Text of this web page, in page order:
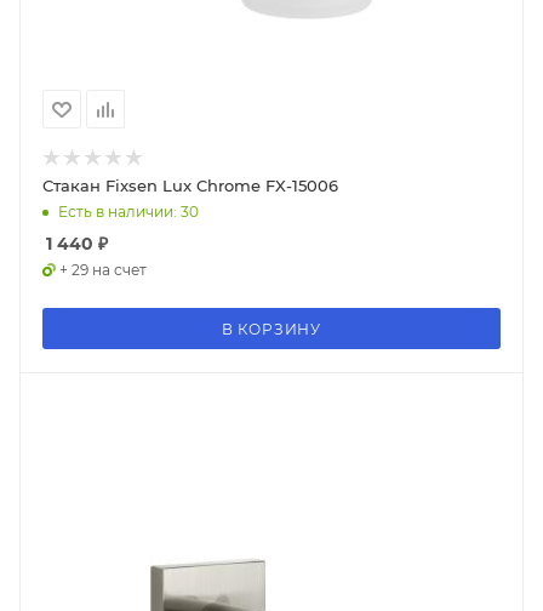
Стакан Fixsen Lux Chrome FX-15006
Есть в наличии: 30
1 440 ₽
+ 29 на счет
В КОРЗИНУ